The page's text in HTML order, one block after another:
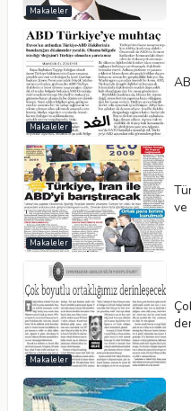
Makaleler
Makaleler
Makaleler
ve
Makaleler